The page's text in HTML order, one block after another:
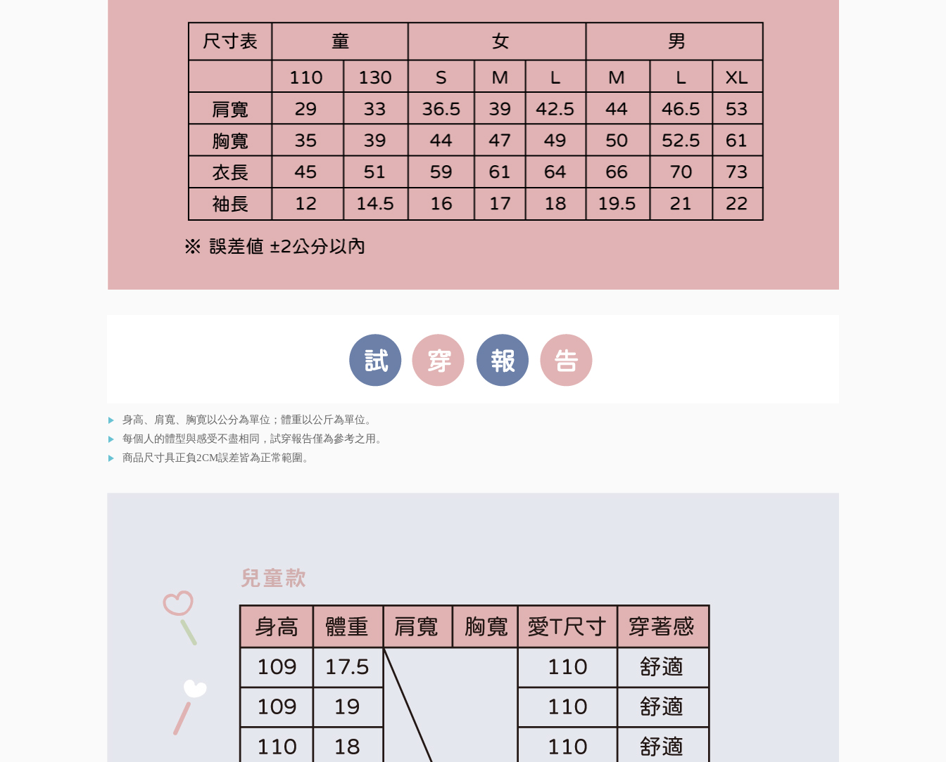
身高、肩寬、胸寛以公分為單位；體重以公斤為單位。
每個人的體型與感受不盡相同，試穿報告僅為參考之用。
商品尺寸具正負2CM誤差皆為正常範圍。